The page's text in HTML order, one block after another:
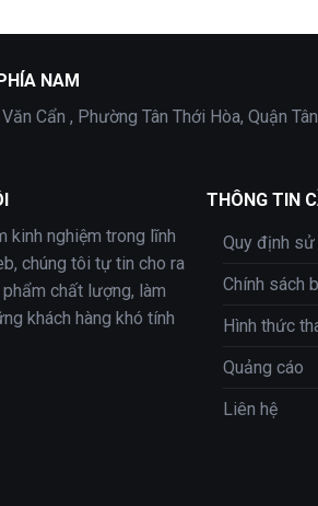
NAM
Cẩn , Phường Tân Thới Hòa, Quận
kinh nghiệm trong lĩnh
chúng tôi tự tin cho ra
chất lượng, làm
khách hàng khó tính
THÔNG TIN
Quy định sử
Chính sách
Hình thức
Quảng cáo
Liên hệ